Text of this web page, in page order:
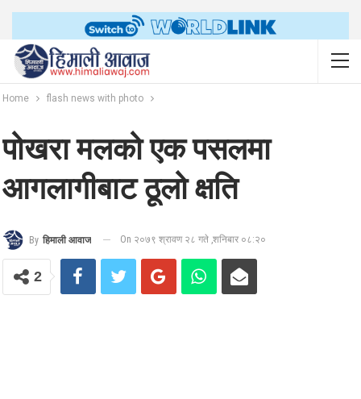
Home flash news with photo
पोखरा मलको एक पसलमा
आगलागीबाट ठूलो क्षति
By हिमाली आवाज On २०७९ श्रावण २८ गते ,शनिबार ०८:२०
2